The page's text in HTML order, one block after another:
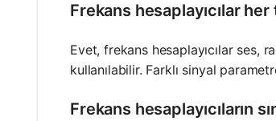
Frekans hesaplayıcılar
Evet, frekans hesaplayıcılar
kullanılabilir. Farklı sinyal
Frekans hesaplayıcıların